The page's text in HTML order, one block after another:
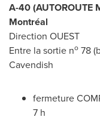
A-40 (AUTOROUTE
Montréal
Direction OUEST
Entre la sortie no 78
Cavendish
fermeture
7 h